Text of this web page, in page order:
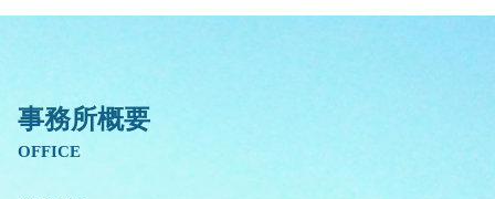
事務所概要
OFFICE